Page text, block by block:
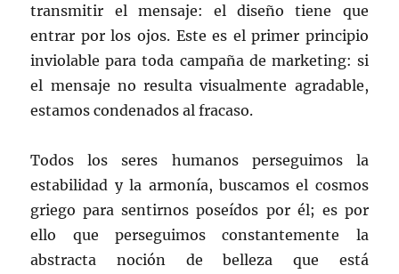
transmitir el mensaje: el diseño tiene que
entrar por los ojos. Este es el primer principio
inviolable para toda campaña de marketing: si
el mensaje no resulta visualmente agradable,
estamos condenados al fracaso.
Todos los seres humanos perseguimos la
estabilidad y la armonía, buscamos el cosmos
griego para sentirnos poseídos por él; es por
ello que perseguimos constantemente la
abstracta noción de belleza que está